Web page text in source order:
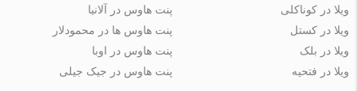
ویلا در کوناکلی
ویلا در کستل
ویلا در بلک
ویلا در فتحیه
پنت هاوس در آلانیا
پنت هاوس ها در محمودلار
پنت هاوس در اوبا
پنت هاوس در جیک جیلی